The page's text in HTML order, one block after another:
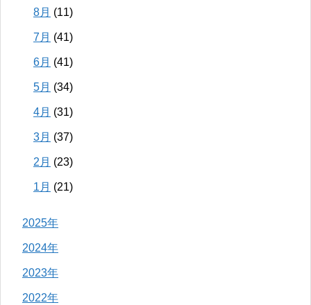
8月 (11)
7月 (41)
6月 (41)
5月 (34)
4月 (31)
3月 (37)
2月 (23)
1月 (21)
2025年
2024年
2023年
2022年